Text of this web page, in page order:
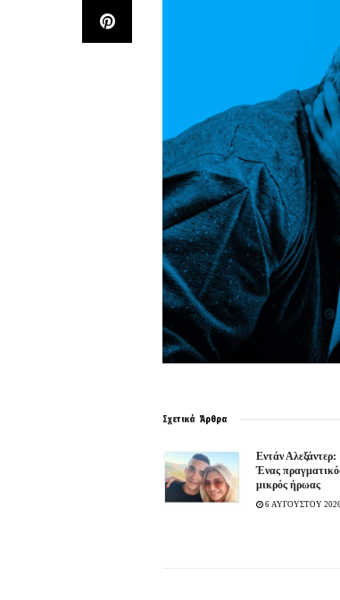
Σχετικά Άρθρα
Εντάν Αλεξάντερ:
Ένας
μικρός ήρωας
6 ΑΥΓΟΥΣΤΟΥ